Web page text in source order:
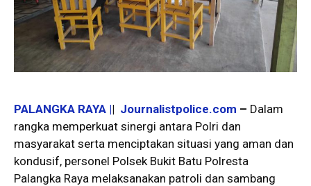
PALANGKA RAYA || Journalistpolice.com – Dalam
rangka memperkuat sinergi antara Polri dan
masyarakat serta menciptakan situasi yang aman dan
kondusif, personel Polsek Bukit Batu Polresta
Palangka Raya melaksanakan patroli dan sambang